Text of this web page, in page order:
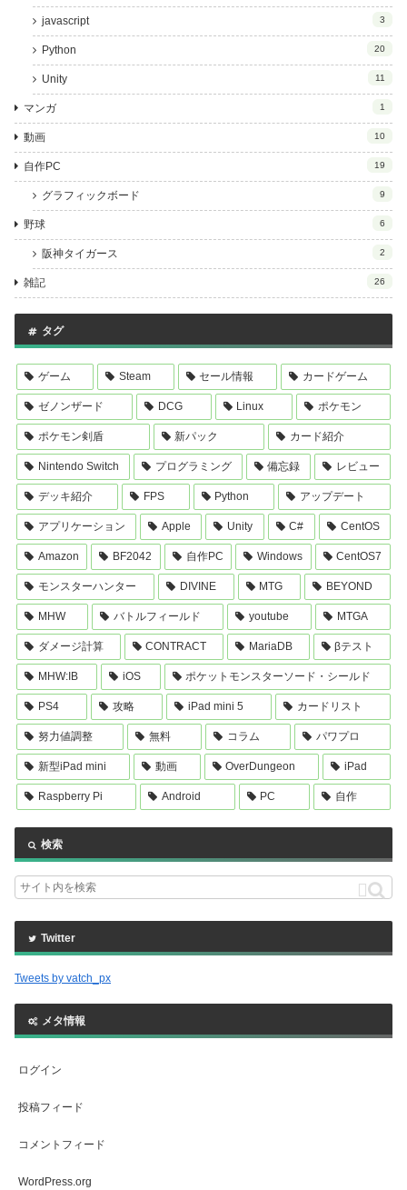
javascript 3
Python 20
Unity 11
マンガ 1
動画 10
自作PC 19
グラフィックボード 9
野球 6
阪神タイガース 2
雑記 26
タグ
ゲーム Steam セール情報 カードゲーム
ゼノンザード DCG Linux ポケモン
ポケモン剣盾 新パック カード紹介
Nintendo Switch プログラミング 備忘録 レビュー
デッキ紹介 FPS Python アップデート
アプリケーション Apple Unity C# CentOS
Amazon BF2042 自作PC Windows CentOS7
モンスターハンター DIVINE MTG BEYOND
MHW バトルフィールド youtube MTGA
ダメージ計算 CONTRACT MariaDB βテスト
MHW:IB iOS ポケットモンスターソード・シールド
PS4 攻略 iPad mini 5 カードリスト
努力値調整 無料 コラム パワプロ
新型iPad mini 動画 OverDungeon iPad
Raspberry Pi Android PC 自作
検索
Twitter
Tweets by vatch_px
メタ情報
ログイン
投稿フィード
コメントフィード
WordPress.org